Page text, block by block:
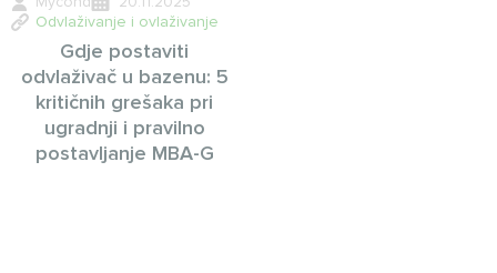
Odvlaživanje i ovlaživanje
Gdje postaviti
odvlaživač u bazenu: 5
kritičnih grešaka pri
ugradnji i pravilno
postavljanje MBA-G